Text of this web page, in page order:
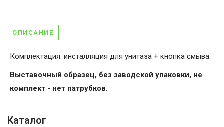
ОПИСАНИЕ
Комплектация: инсталляция для унитаза + кнопка смыва.
Выставочный образец, без заводской упаковки, не
комплект - нет патрубков.
Каталог